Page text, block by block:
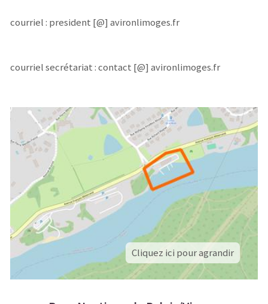
courriel : president [@] avironlimoges.fr
courriel secrétariat : contact [@] avironlimoges.fr
Cliquez ici pour agrandir